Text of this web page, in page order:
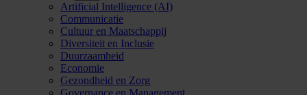
Artificial Intelligence (AI)
Communicatie
Cultuur en Maatschappij
Diversiteit en Inclusie
Duurzaamheid
Economie
Gezondheid en Zorg
Governance en Management